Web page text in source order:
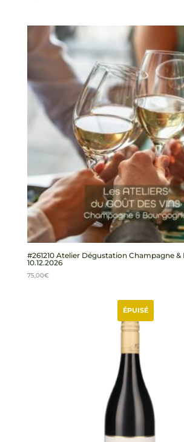
#261210 Atelier Dégustation Champagne
10.12.2026
75,00€
ÉPUISÉ